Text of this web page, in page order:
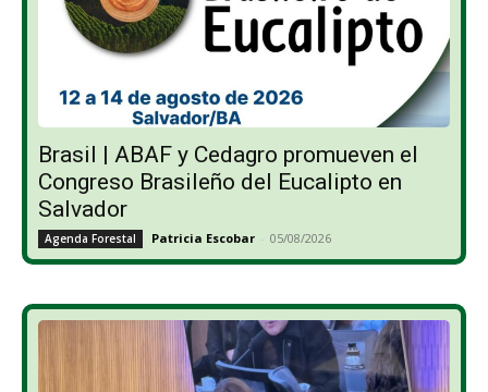
Brasil | ABAF y Cedagro promueven el
Congreso Brasileño del Eucalipto en
Salvador
Agenda Forestal Patricia Escobar - 05/08/2026